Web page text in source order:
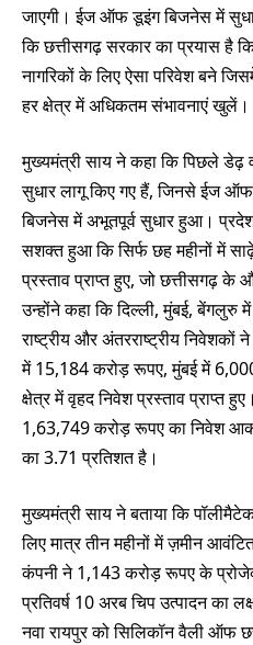
जाएगी। ईज ऑफ डूइंग बिजनेस में
कि छत्तीसगढ़ सरकार का प्रयास है
नागरिकों के लिए ऐसा परिवेश बने
हर क्षेत्र में अधिकतम संभावनाएं खुलें।
मुख्यमंत्री साय ने कहा कि पिछले डेढ़
सुधार लागू किए गए हैं, जिनसे ईज
बिजनेस में अभूतपूर्व सुधार हुआ। प्रदेश
सशक्त हुआ कि सिर्फ छह महीनों में
प्रस्ताव प्राप्त हुए, जो छत्तीसगढ़ के
उन्होंने कहा कि दिल्ली, मुंबई, बेंगलुरु
राष्ट्रीय और अंतरराष्ट्रीय निवेशकों
में 15,184 करोड़ रूपए, मुंबई में
क्षेत्र में वृहद निवेश प्रस्ताव प्राप्त
1,63,749 करोड़ रूपए का निवेश
का 3.71 प्रतिशत है।
मुख्यमंत्री साय ने बताया कि
लिए मात्र तीन महीनों में ज़मीन
कंपनी ने 1,143 करोड़ रूपए के
प्रतिवर्ष 10 अरब चिप उत्पादन का
नवा रायपुर को सिलिकॉन वैली ऑफ